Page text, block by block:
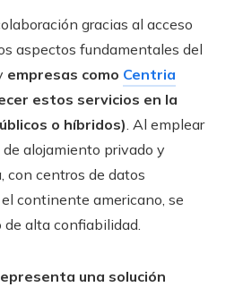
gracias al acceso
aspectos fundamentales del
empresas como Centria
estos servicios en la
o híbridos) . Al emplear
alojamiento privado y
con centros de datos
continente americano, se
de alta confiabilidad.
una solución